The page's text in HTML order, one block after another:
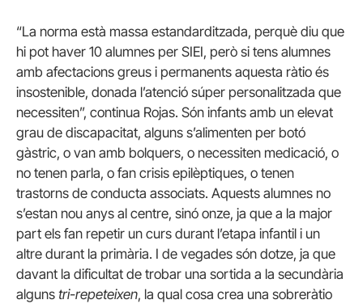
“La norma està massa estandarditzada, perquè diu que
hi pot haver 10 alumnes per SIEI, però si tens alumnes
amb afectacions greus i permanents aquesta ràtio és
insostenible, donada l’atenció súper personalitzada que
necessiten”, continua Rojas. Són infants amb un elevat
grau de discapacitat, alguns s’alimenten per botó
gàstric, o van amb bolquers, o necessiten medicació, o
no tenen parla, o fan crisis epilèptiques, o tenen
trastorns de conducta associats. Aquests alumnes no
s’estan nou anys al centre, sinó onze, ja que a la major
part els fan repetir un curs durant l’etapa infantil i un
altre durant la primària. I de vegades són dotze, ja que
davant la dificultat de trobar una sortida a la secundària
alguns tri-repeteixen, la qual cosa crea una sobreràtio